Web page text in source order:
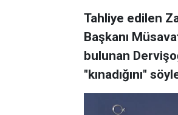
Tahliye edilen
Başkanı
bulunan
"kınadığını"